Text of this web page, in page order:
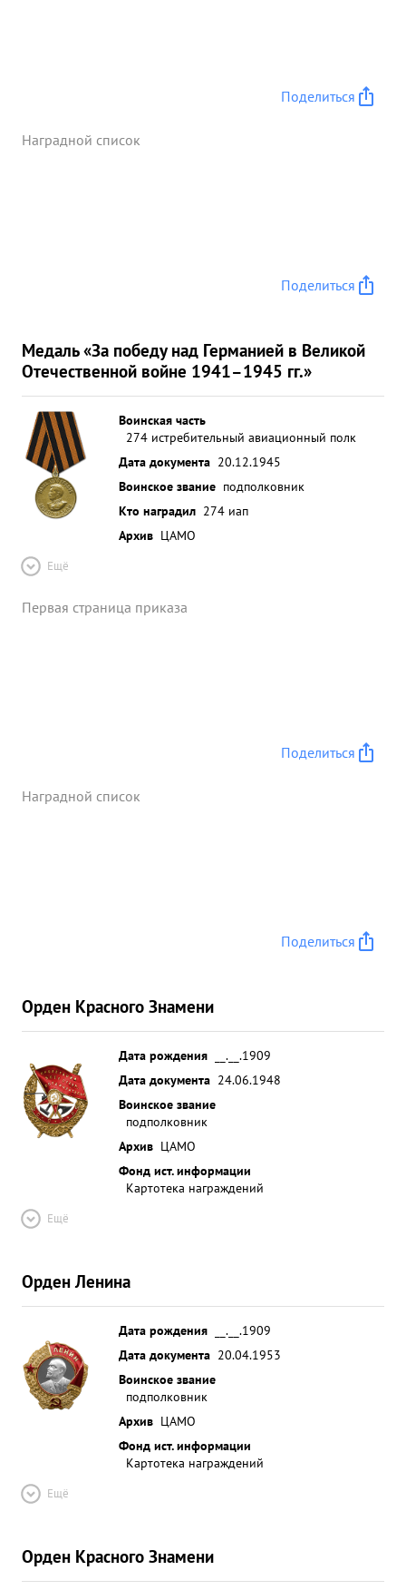
Поделиться
Наградной список
Поделиться
Медаль «За победу над Германией в Великой
Отечественной войне 1941–1945 гг.»
Воинская часть
274 истребительный авиационный полк
Дата документа 20.12.1945
Воинское звание подполковник
Кто наградил 274 иап
Архив ЦАМО
Ещё
Первая страница приказа
Поделиться
Наградной список
Поделиться
Орден Красного Знамени
Дата рождения
__.__.1909
Дата документа 24.06.1948
Воинское звание
подполковник
Архив ЦАМО
Фонд ист. информации
Картотека награждений
Ещё
Орден Ленина
Дата рождения
__.__.1909
Дата документа 20.04.1953
Воинское звание
подполковник
Архив ЦАМО
Фонд ист. информации
Картотека награждений
Ещё
Орден Красного Знамени